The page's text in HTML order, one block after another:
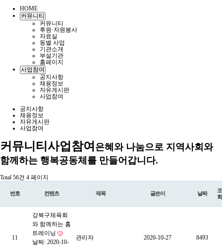
HOME
커뮤니티
커뮤니티
후원·자원봉사
자료실
동별 사업
기관소개
부설기관
홈페이지
사업참여
공지사항
채용정보
자유게시판
사업참여
공지사항
채용정보
자유게시판
사업참여
커뮤니티 사업참여 은혜와 나눔으로 지역사회와
함께하는 행복공동체를 만들어갑니다.
Total 56건 4 페이지
번호 컨텐츠 제목 글쓴이 날짜
조
회
11
강북구체육회
와 함께하는 홈
트레이닝
날짜: 2020-10-
관리자 2020-10-27 8493